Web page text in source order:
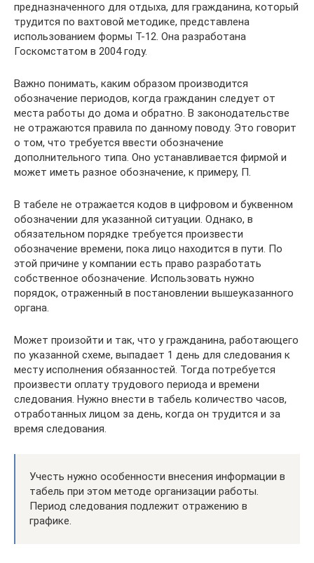
предназначенного для отдыха, для гражданина, который
трудится по вахтовой методике, представлена
использованием формы Т-12. Она разработана
Госкомстатом в 2004 году.
Важно понимать, каким образом производится
обозначение периодов, когда гражданин следует от
места работы до дома и обратно. В законодательстве
не отражаются правила по данному поводу. Это говорит
о том, что требуется ввести обозначение
дополнительного типа. Оно устанавливается фирмой и
может иметь разное обозначение, к примеру, П.
В табеле не отражается кодов в цифровом и буквенном
обозначении для указанной ситуации. Однако, в
обязательном порядке требуется произвести
обозначение времени, пока лицо находится в пути. По
этой причине у компании есть право разработать
собственное обозначение. Использовать нужно
порядок, отраженный в постановлении вышеуказанного
органа.
Может произойти и так, что у гражданина, работающего
по указанной схеме, выпадает 1 день для следования к
месту исполнения обязанностей. Тогда потребуется
произвести оплату трудового периода и времени
следования. Нужно внести в табель количество часов,
отработанных лицом за день, когда он трудится и за
время следования.
Учесть нужно особенности внесения информации в
табель при этом методе организации работы.
Период следования подлежит отражению в
графике.